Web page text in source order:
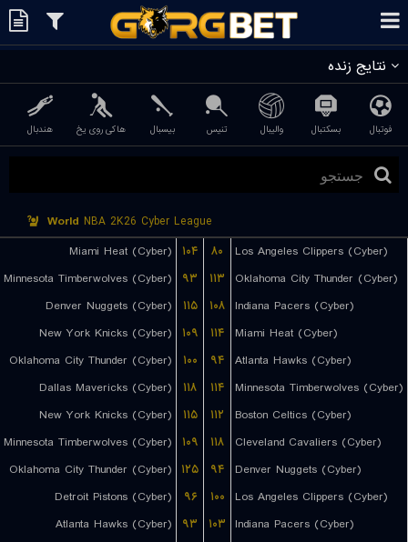
نتایج زنده
فوتبال بسکتبال والیبال تنیس بیسبال هاکی روی یخ هندبال
World NBA 2K26 Cyber League
Miami Heat (Cyber)
۱۰۴ ۸۰
Los Angeles Clippers (Cyber)
Minnesota Timberwolves (Cyber)
۹۳ ۱۱۳
Oklahoma City Thunder (Cyber)
Denver Nuggets (Cyber)
۱۱۵ ۱۰۸
Indiana Pacers (Cyber)
New York Knicks (Cyber)
۱۰۹ ۱۱۴
Miami Heat (Cyber)
Oklahoma City Thunder (Cyber)
۱۰۰ ۹۴
Atlanta Hawks (Cyber)
Dallas Mavericks (Cyber)
۱۱۸ ۱۱۴
Minnesota Timberwolves (Cyber)
New York Knicks (Cyber)
۱۱۵ ۱۱۲
Boston Celtics (Cyber)
Minnesota Timberwolves (Cyber)
۱۰۹ ۱۱۸
Cleveland Cavaliers (Cyber)
Oklahoma City Thunder (Cyber)
۱۲۵ ۹۴
Denver Nuggets (Cyber)
Detroit Pistons (Cyber)
۹۶ ۱۰۰
Los Angeles Clippers (Cyber)
Atlanta Hawks (Cyber)
۹۳ ۱۰۳
Indiana Pacers (Cyber)